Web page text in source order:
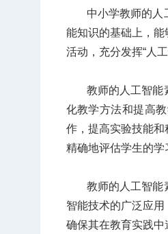
中小学教师的人
能知识的基础上，
活动，充分发挥“人工
教师的人工智能
化教学方法和提高
作，提高实验技能
精确地评估学生的学
教师的人工智能
智能技术的广泛应
确保其在教育实践